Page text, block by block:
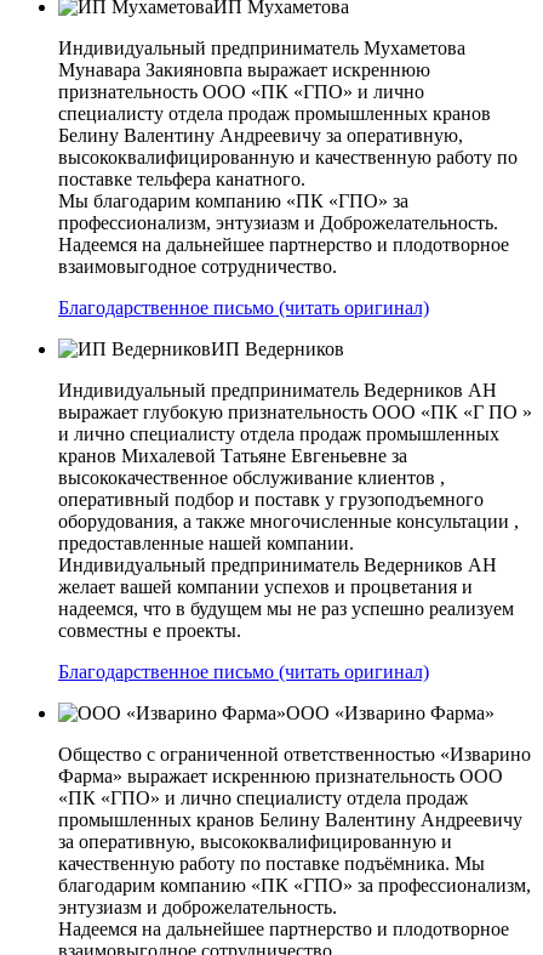
ИП Мухаметова
Индивидуальный предприниматель Мухаметова
Мунавара Закияновпа выражает искреннюю
признательность ООО «ПК «ГПО» и лично
специалисту отдела продаж промышленных кранов
Белину Валентину Андреевичу за оперативную,
высококвалифицированную и качественную работу по
поставке тельфера канатного.
Мы благодарим компанию «ПК «ГПО» за
профессионализм, энтузиазм и Доброжелательность.
Надеемся на дальнейшее партнерство и плодотворное
взаимовыгодное сотрудничество.
Благодарственное письмо (читать оригинал)
ИП Ведерников
Индивидуальный предприниматель Ведерников АН
выражает глубокую признательность ООО «ПК «Г ПО »
и лично специалисту отдела продаж промышленных
кранов Михалевой Татьяне Евгеньевне за
высококачественное обслуживание клиентов ,
оперативный подбор и поставк у грузоподъемного
оборудования, а также многочисленные консультации ,
предоставленные нашей компании.
Индивидуальный предприниматель Ведерников АН
желает вашей компании успехов и процветания и
надеемся, что в будущем мы не раз успешно реализуем
совместны е проекты.
Благодарственное письмо (читать оригинал)
ООО «Изварино Фарма»
Общество с ограниченной ответственностью «Изварино
Фарма» выражает искреннюю признательность ООО
«ПК «ГПО» и лично специалисту отдела продаж
промышленных кранов Белину Валентину Андреевичу
за оперативную, высококвалифицированную и
качественную работу по поставке подъёмника. Мы
благодарим компанию «ПК «ГПО» за профессионализм,
энтузиазм и доброжелательность.
Надеемся на дальнейшее партнерство и плодотворное
взаимовыгодное сотрудничество.